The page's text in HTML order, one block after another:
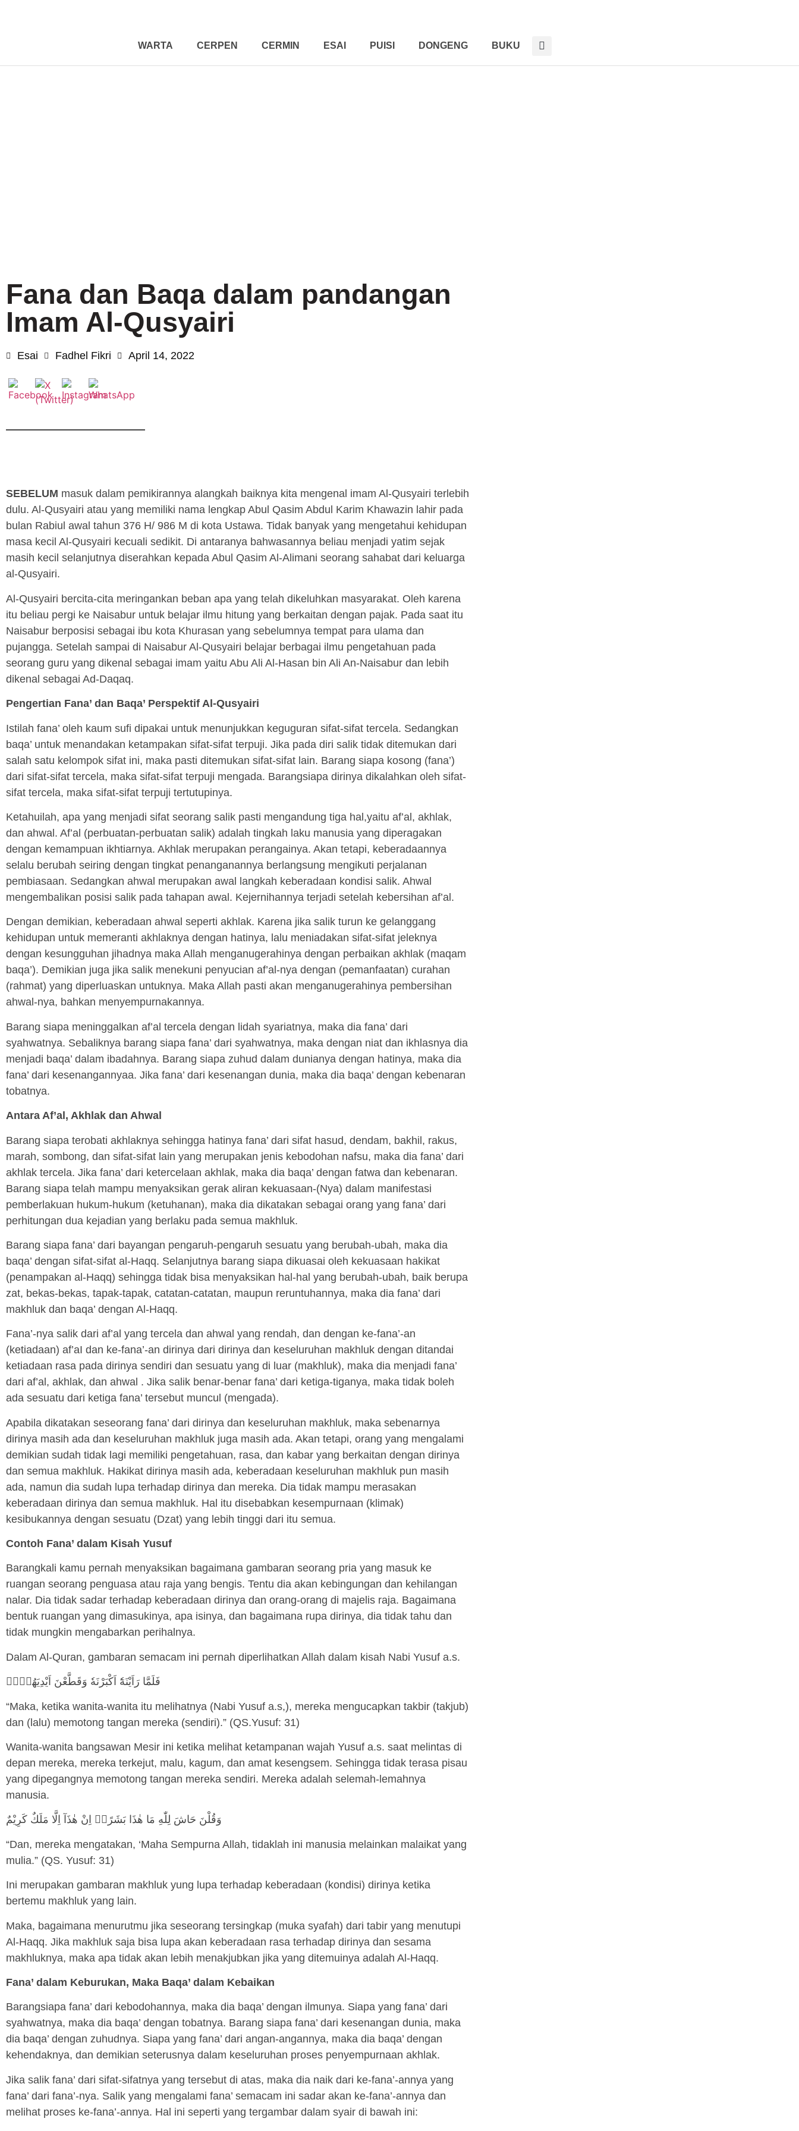
WARTA CERPEN CERMIN ESAI PUISI DONGENG BUKU
Fana dan Baqa dalam pandangan
Imam Al-Qusyairi
Esai Fadhel Fikri April 14, 2022
SEBELUM masuk dalam pemikirannya alangkah baiknya kita mengenal imam Al-Qusyairi terlebih
dulu. Al-Qusyairi atau yang memiliki nama lengkap Abul Qasim Abdul Karim Khawazin lahir pada
bulan Rabiul awal tahun 376 H/ 986 M di kota Ustawa. Tidak banyak yang mengetahui kehidupan
masa kecil Al-Qusyairi kecuali sedikit. Di antaranya bahwasannya beliau menjadi yatim sejak
masih kecil selanjutnya diserahkan kepada Abul Qasim Al-Alimani seorang sahabat dari keluarga
al-Qusyairi.
Al-Qusyairi bercita-cita meringankan beban apa yang telah dikeluhkan masyarakat. Oleh karena
itu beliau pergi ke Naisabur untuk belajar ilmu hitung yang berkaitan dengan pajak. Pada saat itu
Naisabur berposisi sebagai ibu kota Khurasan yang sebelumnya tempat para ulama dan
pujangga. Setelah sampai di Naisabur Al-Qusyairi belajar berbagai ilmu pengetahuan pada
seorang guru yang dikenal sebagai imam yaitu Abu Ali Al-Hasan bin Ali An-Naisabur dan lebih
dikenal sebagai Ad-Daqaq.
Pengertian Fana’ dan Baqa’ Perspektif Al-Qusyairi
Istilah fana’ oleh kaum sufi dipakai untuk menunjukkan keguguran sifat-sifat tercela. Sedangkan
baqa’ untuk menandakan ketampakan sifat-sifat terpuji. Jika pada diri salik tidak ditemukan dari
salah satu kelompok sifat ini, maka pasti ditemukan sifat-sifat lain. Barang siapa kosong (fana’)
dari sifat-sifat tercela, maka sifat-sifat terpuji mengada. Barangsiapa dirinya dikalahkan oleh sifat-
sifat tercela, maka sifat-sifat terpuji tertutupinya.
Ketahuilah, apa yang menjadi sifat seorang salik pasti mengandung tiga hal,yaitu af’al, akhlak,
dan ahwal. Af’al (perbuatan-perbuatan salik) adalah tingkah laku manusia yang diperagakan
dengan kemampuan ikhtiarnya. Akhlak merupakan perangainya. Akan tetapi, keberadaannya
selalu berubah seiring dengan tingkat penanganannya berlangsung mengikuti perjalanan
pembiasaan. Sedangkan ahwal merupakan awal langkah keberadaan kondisi salik. Ahwal
mengembalikan posisi salik pada tahapan awal. Kejernihannya terjadi setelah kebersihan af’al.
Dengan demikian, keberadaan ahwal seperti akhlak. Karena jika salik turun ke gelanggang
kehidupan untuk memeranti akhlaknya dengan hatinya, lalu meniadakan sifat-sifat jeleknya
dengan kesungguhan jihadnya maka Allah menganugerahinya dengan perbaikan akhlak (maqam
baqa’). Demikian juga jika salik menekuni penyucian af’al-nya dengan (pemanfaatan) curahan
(rahmat) yang diperluaskan untuknya. Maka Allah pasti akan menganugerahinya pembersihan
ahwal-nya, bahkan menyempurnakannya.
Barang siapa meninggalkan af’al tercela dengan lidah syariatnya, maka dia fana’ dari
syahwatnya. Sebaliknya barang siapa fana’ dari syahwatnya, maka dengan niat dan ikhlasnya dia
menjadi baqa’ dalam ibadahnya. Barang siapa zuhud dalam dunianya dengan hatinya, maka dia
fana’ dari kesenangannyaa. Jika fana’ dari kesenangan dunia, maka dia baqa’ dengan kebenaran
tobatnya.
Antara Af’al, Akhlak dan Ahwal
Barang siapa terobati akhlaknya sehingga hatinya fana’ dari sifat hasud, dendam, bakhil, rakus,
marah, sombong, dan sifat-sifat lain yang merupakan jenis kebodohan nafsu, maka dia fana’ dari
akhlak tercela. Jika fana’ dari ketercelaan akhlak, maka dia baqa’ dengan fatwa dan kebenaran.
Barang siapa telah mampu menyaksikan gerak aliran kekuasaan-(Nya) dalam manifestasi
pemberlakuan hukum-hukum (ketuhanan), maka dia dikatakan sebagai orang yang fana’ dari
perhitungan dua kejadian yang berlaku pada semua makhluk.
Barang siapa fana’ dari bayangan pengaruh-pengaruh sesuatu yang berubah-ubah, maka dia
baqa’ dengan sifat-sifat al-Haqq. Selanjutnya barang siapa dikuasai oleh kekuasaan hakikat
(penampakan al-Haqq) sehingga tidak bisa menyaksikan hal-hal yang berubah-ubah, baik berupa
zat, bekas-bekas, tapak-tapak, catatan-catatan, maupun reruntuhannya, maka dia fana’ dari
makhluk dan baqa’ dengan Al-Haqq.
Fana’-nya salik dari af’al yang tercela dan ahwal yang rendah, dan dengan ke-fana’-an
(ketiadaan) af’aI dan ke-fana’-an dirinya dari dirinya dan keseluruhan makhluk dengan ditandai
ketiadaan rasa pada dirinya sendiri dan sesuatu yang di luar (makhluk), maka dia menjadi fana’
dari af’al, akhlak, dan ahwal . Jika salik benar-benar fana’ dari ketiga-tiganya, maka tidak boleh
ada sesuatu dari ketiga fana’ tersebut muncul (mengada).
Apabila dikatakan seseorang fana’ dari dirinya dan keseluruhan makhluk, maka sebenarnya
dirinya masih ada dan keseluruhan makhluk juga masih ada. Akan tetapi, orang yang mengalami
demikian sudah tidak lagi memiliki pengetahuan, rasa, dan kabar yang berkaitan dengan dirinya
dan semua makhluk. Hakikat dirinya masih ada, keberadaan keseluruhan makhluk pun masih
ada, namun dia sudah lupa terhadap dirinya dan mereka. Dia tidak mampu merasakan
keberadaan dirinya dan semua makhluk. Hal itu disebabkan kesempurnaan (klimak)
kesibukannya dengan sesuatu (Dzat) yang lebih tinggi dari itu semua.
Contoh Fana’ dalam Kisah Yusuf
Barangkali kamu pernah menyaksikan bagaimana gambaran seorang pria yang masuk ke
ruangan seorang penguasa atau raja yang bengis. Tentu dia akan kebingungan dan kehilangan
nalar. Dia tidak sadar terhadap keberadaan dirinya dan orang-orang di majelis raja. Bagaimana
bentuk ruangan yang dimasukinya, apa isinya, dan bagaimana rupa dirinya, dia tidak tahu dan
tidak mungkin mengabarkan perihalnya.
Dalam Al-Quran, gambaran semacam ini pernah diperlihatkan Allah dalam kisah Nabi Yusuf a.s.
فَلَمَّا رَاَيْنَهٗٓ اَكْبَرْنَهٗ وَقَطَّعْنَ اَيْدِيَهُنَّۖ
“Maka, ketika wanita-wanita itu melihatnya (Nabi Yusuf a.s,), mereka mengucapkan takbir (takjub)
dan (lalu) memotong tangan mereka (sendiri).” (QS.Yusuf: 31)
Wanita-wanita bangsawan Mesir ini ketika melihat ketampanan wajah Yusuf a.s. saat melintas di
depan mereka, mereka terkejut, malu, kagum, dan amat kesengsem. Sehingga tidak terasa pisau
yang dipegangnya memotong tangan mereka sendiri. Mereka adalah selemah-lemahnya
manusia.
وَقُلْنَ حَاشَ لِلّٰهِ مَا هٰذَا بَشَرًاۗ اِنْ هٰذَآ اِلَّا مَلَكٌ كَرِيْمٌ
“Dan, mereka mengatakan, ‘Maha Sempurna Allah, tidaklah ini manusia melainkan malaikat yang
mulia.” (QS. Yusuf: 31)
Ini merupakan gambaran makhluk yung lupa terhadap keberadaan (kondisi) dirinya ketika
bertemu makhluk yang lain.
Maka, bagaimana menurutmu jika seseorang tersingkap (muka syafah) dari tabir yang menutupi
Al-Haqq. Jika makhluk saja bisa lupa akan keberadaan rasa terhadap dirinya dan sesama
makhluknya, maka apa tidak akan lebih menakjubkan jika yang ditemuinya adalah Al-Haqq.
Fana’ dalam Keburukan, Maka Baqa’ dalam Kebaikan
Barangsiapa fana’ dari kebodohannya, maka dia baqa’ dengan ilmunya. Siapa yang fana’ dari
syahwatnya, maka dia baqa’ dengan tobatnya. Barang siapa fana’ dari kesenangan dunia, maka
dia baqa’ dengan zuhudnya. Siapa yang fana’ dari angan-angannya, maka dia baqa’ dengan
kehendaknya, dan demikian seterusnya dalam keseluruhan proses penyempurnaan akhlak.
Jika salik fana’ dari sifat-sifatnya yang tersebut di atas, maka dia naik dari ke-fana’-annya yang
fana’ dari fana’-nya. Salik yang mengalami fana’ semacam ini sadar akan ke-fana’-annya dan
melihat proses ke-fana’-annya. Hal ini seperti yang tergambar dalam syair di bawah ini: